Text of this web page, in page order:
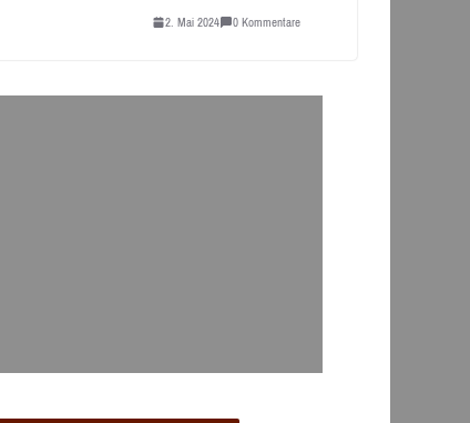
2. Mai 2024 0 Kommentare